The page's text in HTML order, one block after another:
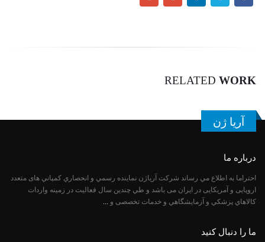
RELATED WORK
آریا ژن
درباره ما
احتراما به اطلاع مي رساند شركت آرياژن نماينده رسمي و انحصاري كمپاني های متعدد
اروپایی و آمریکایی در ایران می باشد و طي چندين سال فعاليت در زمینه واردات
كالاهاي پزشكي و آزمايشگاهي و خدمات تخصصی و ...
ما را دنبال کنید